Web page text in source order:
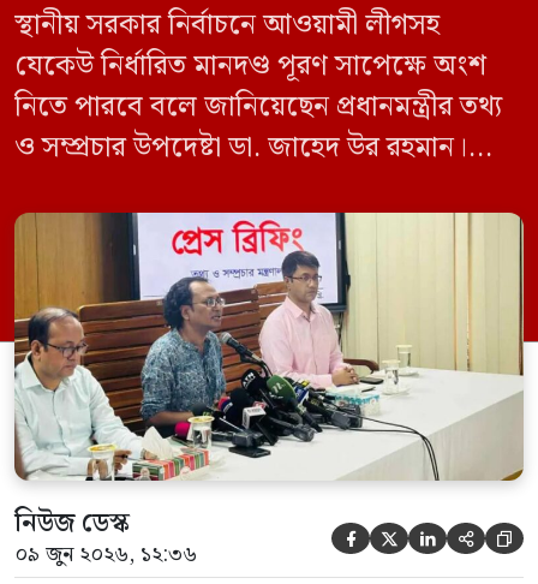
স্থানীয় সরকার নির্বাচনে আওয়ামী লীগসহ
যেকেউ নির্ধারিত মানদণ্ড পূরণ সাপেক্ষে অংশ
নিতে পারবে বলে জানিয়েছেন প্রধানমন্ত্রীর তথ্য
ও সম্প্রচার উপদেষ্টা ডা. জাহেদ উর রহমান।
সম্মেলন কক্ষে এক প্রেস ব্রিফিংয়ে সাংবাদিকদের
এক প্রশ্নের জবাবে তিনি এ কথা বলেন।
নিউজ ডেস্ক
০৯ জুন ২০২৬, ১২:৩৬     